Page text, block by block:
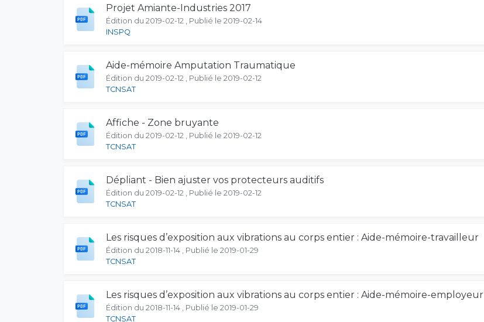
Projet Amiante-Industries 2017
Édition du 2019-02-12 , Publié le 2019-02-14
INSPQ
Aide-mémoire Amputation Traumatique
Édition du 2019-02-12 , Publié le 2019-02-12
TCNSAT
Affiche - Zone bruyante
Édition du 2019-02-12 , Publié le 2019-02-12
TCNSAT
Dépliant - Bien ajuster vos protecteurs auditifs
Édition du 2019-02-12 , Publié le 2019-02-12
TCNSAT
Les risques d’exposition aux vibrations au corps entier : Aide-mémoire-travailleur
Édition du 2018-11-14 , Publié le 2019-01-29
TCNSAT
Les risques d’exposition aux vibrations au corps entier : Aide-mémoire-employeur
Édition du 2018-11-14 , Publié le 2019-01-29
TCNSAT